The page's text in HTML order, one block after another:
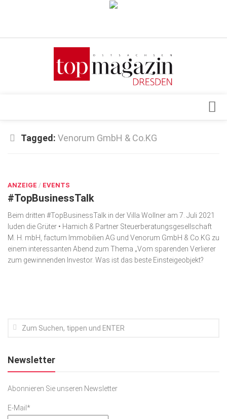
Verkaufsstellen
Top Gesundheitsforum Dresden / Ostsachsen
Geschäft
gesund & schön
Gesellschaft
Kunst & Kultur
Lifestyle
Tagged: Venorum GmbH & Co.KG
ANZEIGE / EVENTS
#TopBusinessTalk
Beim dritten #TopBusinessTalk in der Villa Wollner am 7. Juli 2021
luden die Grüter • Hamich & Partner Steuer­beratungsgesellschaft
M. H. mbH, factum Immobilien AG und Venorum GmbH & Co.KG zu
einem interessanten Abend zum Thema „Vom sparenden Verlierer
zum gewinnenden Investor. Was ist das beste Einsteigeobjekt?
Newsletter
Abonnieren Sie unseren Newsletter
E-Mail*